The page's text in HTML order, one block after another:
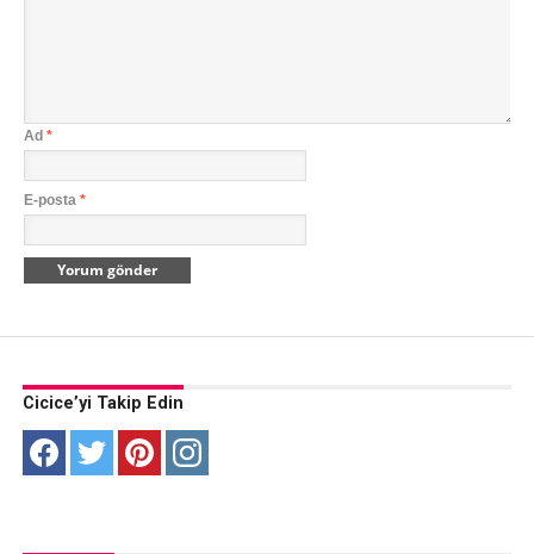
Ad *
E-posta *
Cicice’yi Takip Edin